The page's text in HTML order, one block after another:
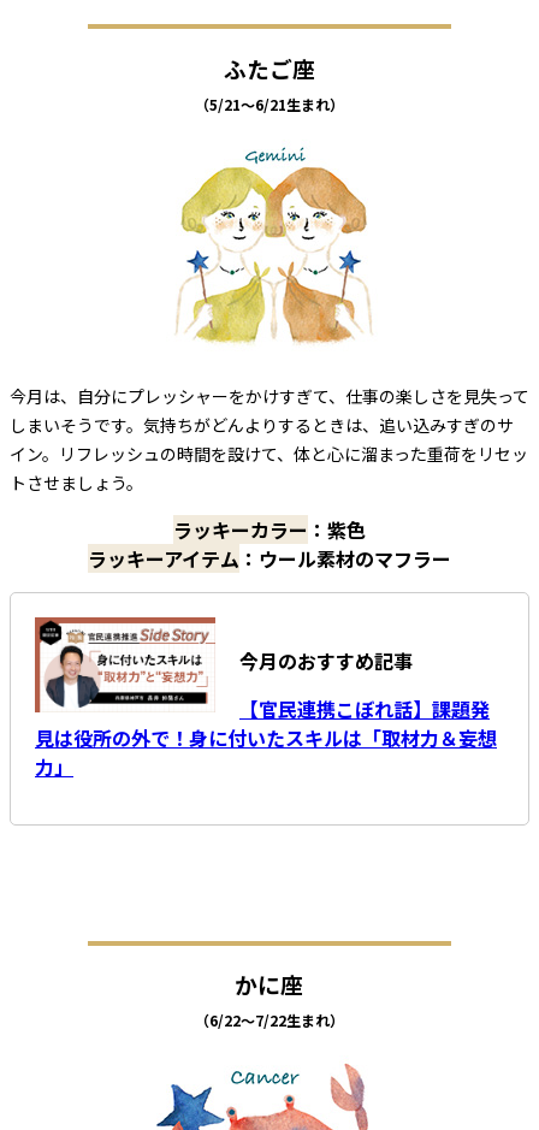
ふたご座
（5/21～6/21生まれ）
今月は、自分にプレッシャーをかけすぎて、仕事の楽しさを見失って
しまいそうです。気持ちがどんよりするときは、追い込みすぎのサ
イン。リフレッシュの時間を設けて、体と心に溜まった重荷をリセッ
トさせましょう。
ラッキーカラー ：紫色
ラッキーアイテム ：ウール素材のマフラー
今月のおすすめ記事
【官民連携こぼれ話】課題発
見は役所の外で！身に付いたスキルは「取材力＆妄想
力」
かに座
（6/22～7/22生まれ）